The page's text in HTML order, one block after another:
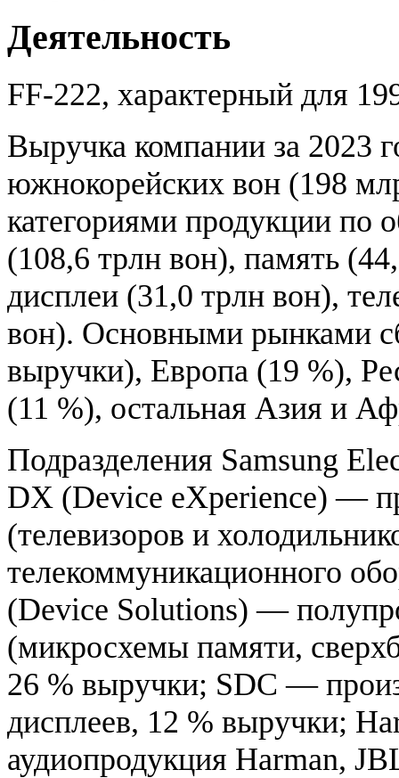
Деятельность
FF-222, характерный для
Выручка компании за 2023
южнокорейских вон (198
категориями продукции
(108,6 трлн вон), память
дисплеи (31,0 трлн вон),
вон). Основными рынками
выручки), Европа (19 %),
(11 %), остальная Азия и
Подразделения Samsung
DX (Device eXperience) —
(телевизоров и
телекоммуникационного
(Device Solutions) —
(микросхемы памяти,
26 % выручки; SDC —
дисплеев, 12 % выручки;
аудиопродукция Harman,